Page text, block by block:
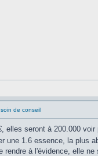
de conseil
elles seront à 200.000 voir
une 1.6 essence, la plus
rendre à l'évidence, elle